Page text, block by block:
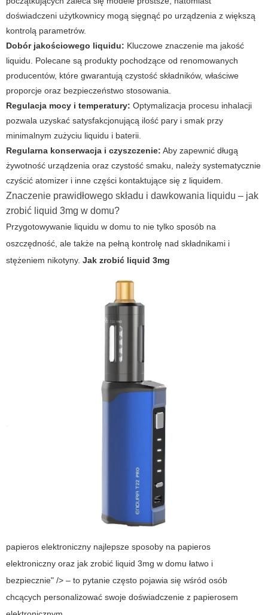
doświadczeni użytkownicy mogą sięgnąć po urządzenia z większą
kontrolą parametrów.
Dobór jakościowego liquidu: Kluczowe znaczenie ma jakość
liquidu. Polecane są produkty pochodzące od renomowanych
producentów, które gwarantują czystość składników, właściwe
proporcje oraz bezpieczeństwo stosowania.
Regulacja mocy i temperatury: Optymalizacja procesu inhalacji
pozwala uzyskać satysfakcjonującą ilość pary i smak przy
minimalnym zużyciu liquidu i baterii.
Regularna konserwacja i czyszczenie: Aby zapewnić długą
żywotność urządzenia oraz czystość smaku, należy systematycznie
czyścić atomizer i inne części kontaktujące się z liquidem.
Znaczenie prawidłowego składu i dawkowania liquidu – jak
zrobić liquid 3mg w domu?
Przygotowywanie liquidu w domu to nie tylko sposób na
oszczędność, ale także na pełną kontrolę nad składnikami i
stężeniem nikotyny. Jak zrobić liquid 3mg
papieros elektroniczny najlepsze sposoby na papieros
elektroniczny oraz jak zrobić liquid 3mg w domu łatwo i
bezpiecznie" /> – to pytanie często pojawia się wśród osób
chcących personalizować swoje doświadczenie z papierosem